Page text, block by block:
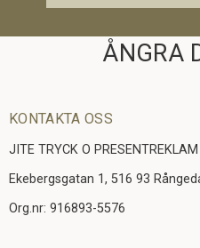
ÅNGRA
KONTAKTA OSS
JITE TRYCK O
Ekebergsgatan 1, 516 93
Org.nr: 916893-5576